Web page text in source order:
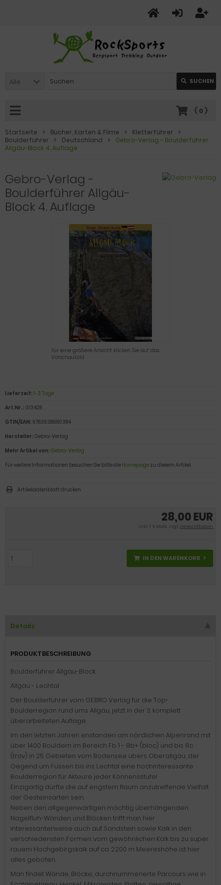
Alle SUCHEN
( 0 )
Startseite Bücher, Karten & Filme
Kletterführer
Boulderführer
Deutschland
Gebro-Verlag - Boulderführer
Allgäu-Block 4. Auflage
Gebro-Verlag -
Boulderführer Allgäu-
Block 4. Auflage
Für eine größere Ansicht klicken Sie auf das
Vorschaubild
28,00 EUR
inkl. 7 % MwSt. zzgl.Versandkosten
IN DEN WARENKORB
Lieferzeit: 1-3 Tage
Art.Nr.: 013428
GTIN/EAN: 9783938680384
Hersteller: Gebro-Verlag
Mehr Artikel von: Gebro-Verlag
Für weitere Informationen besuchen Sie bitte die Homepage zu diesem Artikel.
Artikeldatenblatt drucken
Details
PRODUKTBESCHREIBUNG
Boulderführer Allgäu-Block
Allgäu - Lechtal
Der Boulderführer vom GEBRO Verlag für die Top-
Boulderregion rund ums Allgäu, jetzt in der 3. komplett
überarbeiteten Auflage.
Im den letzten Jahren enstanden am nördlichen Alpenrand mit
über 1400 Bouldern im Bereich Fb 1 - 8b+ (bloc) und bis 8c
(trav) in 25 Gebieten vom Bodensee übers Oberallgäu, der
Gegend um Füssen bis ins Lechtal eine hochinteressante
Boulderregion für Akteure jeder Könnensstufe!
Einzigartig dürfte die auf engstem Raum anzutreffende Vielfalt
der Gesteinsarten sein.
Neben den allgegenwärtigen mächtig überhängenden
Nagelfluh-Wänden und Blöcken trifft man hier
interessanterweise auch auf Sandstein sowie Kalk in den
verschiedensten Formen: vom gewöhnlichen Kalk bis zu super
rauem Hochgebirgskalk auf ca. 2200 m Meereshöhe ist hier
alles geboten.
Man findet Wände, Blöcke, durchnummerierte Parcours wie in